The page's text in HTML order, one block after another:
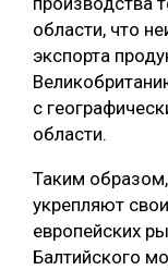
области, что
экспорта
с
области.
Таким
укрепляют
европейских
Балтийского